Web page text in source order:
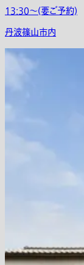
13:30〜(要ご予約)
丹波篠山市内